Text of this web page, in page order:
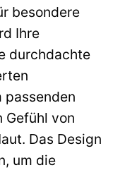
besondere
Ihre
durchdachte
passenden
Gefühl von
Das Design
um die